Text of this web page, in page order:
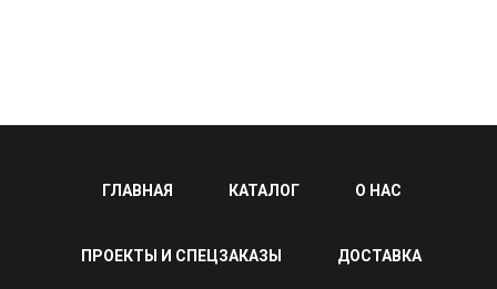
ГЛАВНАЯ КАТАЛОГ О НАС
ПРОЕКТЫ И СПЕЦЗАКАЗЫ ДОСТАВКА